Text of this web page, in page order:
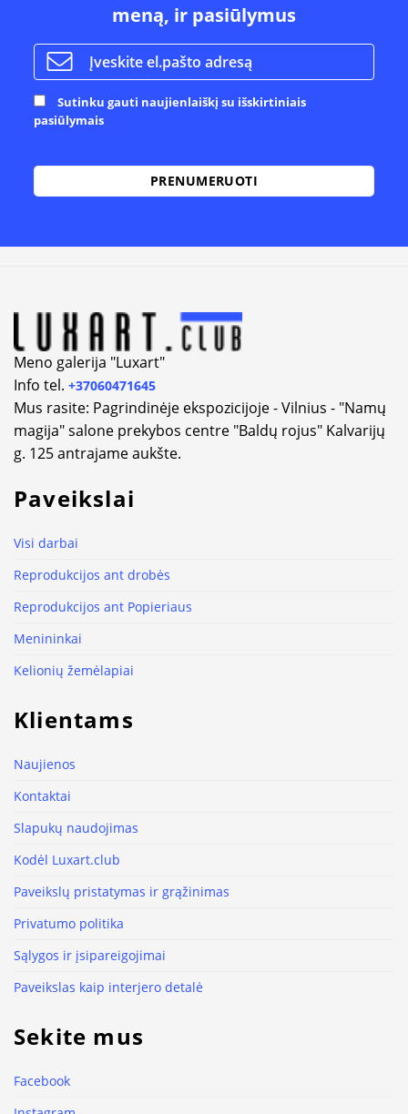
meną, ir pasiūlymus
Sutinku gauti naujienlaiškį su išskirtiniais
pasiūlymais
Meno galerija "Luxart"
Info tel. +37060471645
Mus rasite: Pagrindinėje ekspozicijoje - Vilnius - "Namų
magija" salone prekybos centre "Baldų rojus" Kalvarijų
g. 125 antrajame aukšte.
Paveikslai
Visi darbai
Reprodukcijos ant drobės
Reprodukcijos ant Popieriaus
Menininkai
Kelionių žemėlapiai
Klientams
Naujienos
Kontaktai
Slapukų naudojimas
Kodėl Luxart.club
Paveikslų pristatymas ir grąžinimas
Privatumo politika
Sąlygos ir įsipareigojimai
Paveikslas kaip interjero detalė
Sekite mus
Facebook